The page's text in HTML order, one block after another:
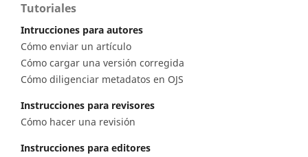
Tutoriales
Intrucciones para autores
Cómo enviar un artículo
Cómo cargar una versión corregida
Cómo diligenciar metadatos en OJS
Instrucciones para revisores
Cómo hacer una revisión
Instrucciones para editores